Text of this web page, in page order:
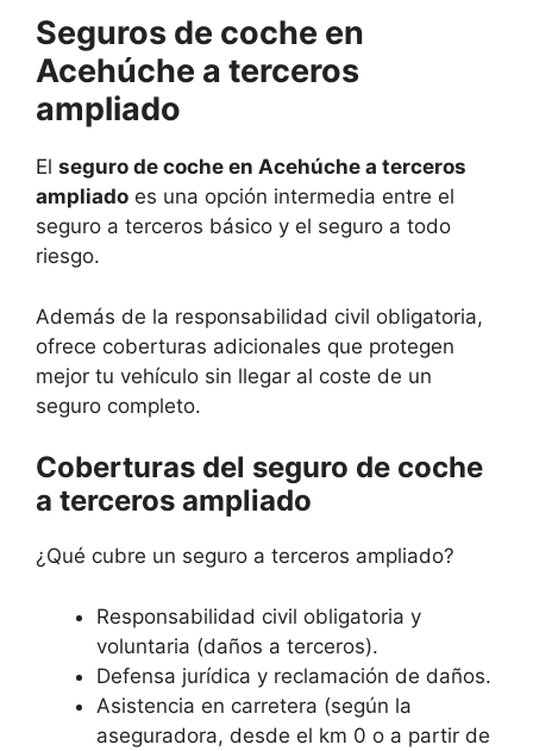
Seguros de coche en
Acehúche a terceros
ampliado
El seguro de coche en Acehúche a terceros
ampliado es una opción intermedia entre el
seguro a terceros básico y el seguro a todo
riesgo.
Además de la responsabilidad civil obligatoria,
ofrece coberturas adicionales que protegen
mejor tu vehículo sin llegar al coste de un
seguro completo.
Coberturas del seguro de coche
a terceros ampliado
¿Qué cubre un seguro a terceros ampliado?
Responsabilidad civil obligatoria y
voluntaria (daños a terceros).
Defensa jurídica y reclamación de daños.
Asistencia en carretera (según la
aseguradora, desde el km 0 o a partir de